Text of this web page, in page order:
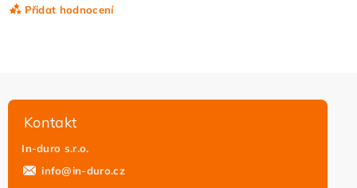
Přidat hodnocení
Kontakt
In-duro s.r.o.
info@in-duro.cz